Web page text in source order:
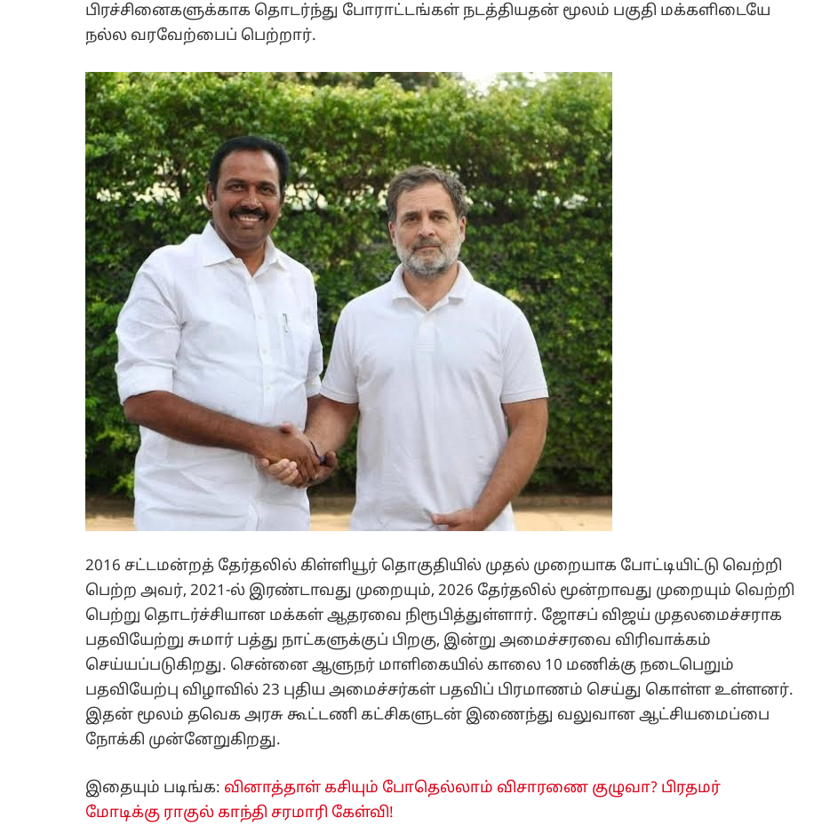
பிரச்சினைகளுக்காக தொடர்ந்து போராட்டங்கள் நடத்தியதன் மூலம் பகுதி மக்களிடையே
நல்ல வரவேற்பைப் பெற்றார்.
2016 சட்டமன்றத் தேர்தலில் கிள்ளியூர் தொகுதியில் முதல் முறையாக போட்டியிட்டு வெற்றி
பெற்ற அவர், 2021-ல் இரண்டாவது முறையும், 2026 தேர்தலில் மூன்றாவது முறையும் வெற்றி
பெற்று தொடர்ச்சியான மக்கள் ஆதரவை நிரூபித்துள்ளார். ஜோசப் விஜய் முதலமைச்சராக
பதவியேற்று சுமார் பத்து நாட்களுக்குப் பிறகு, இன்று அமைச்சரவை விரிவாக்கம்
செய்யப்படுகிறது. சென்னை ஆளுநர் மாளிகையில் காலை 10 மணிக்கு நடைபெறும்
பதவியேற்பு விழாவில் 23 புதிய அமைச்சர்கள் பதவிப் பிரமாணம் செய்து கொள்ள உள்ளனர்.
இதன் மூலம் தவெக அரசு கூட்டணி கட்சிகளுடன் இணைந்து வலுவான ஆட்சியமைப்பை
நோக்கி முன்னேறுகிறது.
இதையும் படிங்க: வினாத்தாள் கசியும் போதெல்லாம் விசாரணை குழுவா? பிரதமர்
மோடிக்கு ராகுல் காந்தி சரமாரி கேள்வி!